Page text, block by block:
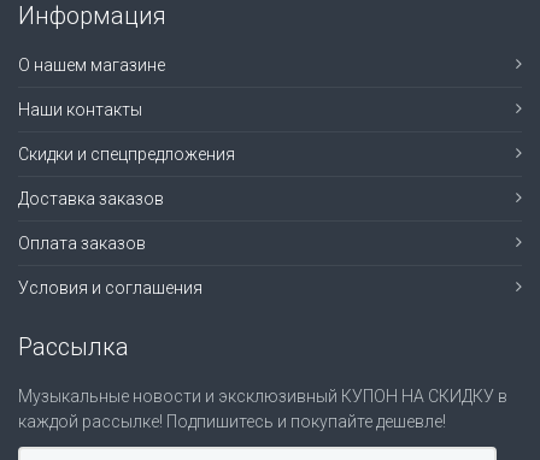
Информация
О нашем магазине
Наши контакты
Скидки и спецпредложения
Доставка заказов
Оплата заказов
Условия и соглашения
Рассылка
Музыкальные новости и эксклюзивный КУПОН НА СКИДКУ в
каждой рассылке! Подпишитесь и покупайте дешевле!